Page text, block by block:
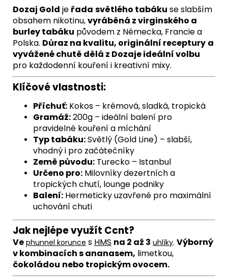
Dozaj Gold je řada světlého tabáku se slabším
obsahem nikotinu,vyráběná z virginského a
burley tabáku původem z Německa, Francie a
Polska. Důraz na kvalitu, originální receptury a
vyvážené chutě dělá z Dozaje ideální volbu
pro každodenní kouření i kreativní mixy.
Klíčové vlastnosti:
Příchuť: Kokos – krémová, sladká, tropická
Gramáž:200g – ideální balení pro
pravidelné kouření a míchání
Typ tabáku:Světlý (Gold Line) – slabší,
vhodný i pro začátečníky
Země původu: Turecko – Istanbul
Určeno pro: Milovníky dezertních a
tropických chutí, lounge podniky
Balení: Hermeticky uzavřené pro maximální
uchování chuti
Jak nejlépe využít Ccnt?
Ve phunnel korunce s HMS na 2 až 3 uhlíky. Výborný
v kombinacích s ananasem, limetkou,
čokoládou nebo tropickým ovocem.